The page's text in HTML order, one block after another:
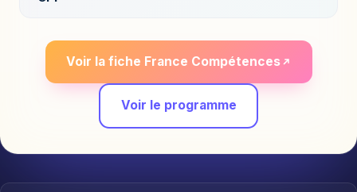
Voir la fiche France Compétences
Voir le programme